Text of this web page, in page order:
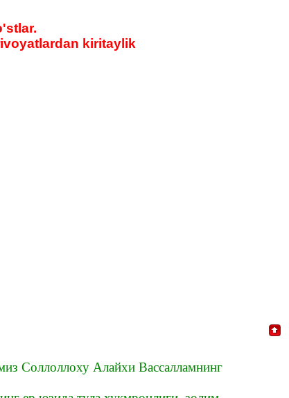
kiritaylik
Соллоллоху Алайхи Вассалламнинг